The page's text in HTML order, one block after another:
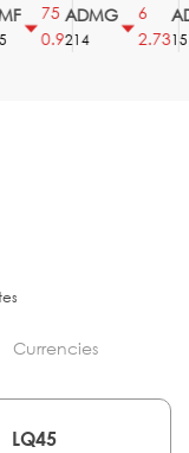
75
0.9
ADMG
214
2.731510
Currencies
LQ45